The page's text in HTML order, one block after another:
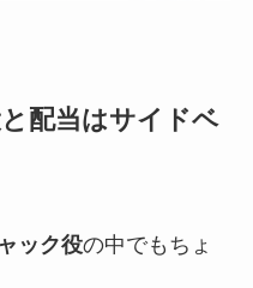
配当はサイドベ
ック役の中でもちょ